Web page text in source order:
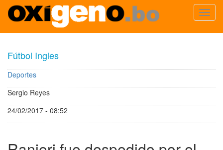
contenido
principal
Fútbol Ingles
Deportes
Sergio Reyes
24/02/2017 - 08:52